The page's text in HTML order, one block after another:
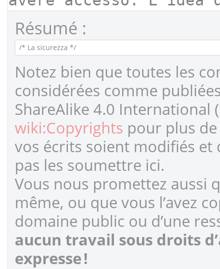
Résumé :
Notez bien que toutes les
considérées comme
ShareAlike 4.0 International
wiki:Copyrights pour plus
vos écrits soient modifiés
pas les soumettre ici.
Vous nous promettez aussi
même, ou que vous l’avez
domaine public ou d’une
aucun travail sous droits
expresse !